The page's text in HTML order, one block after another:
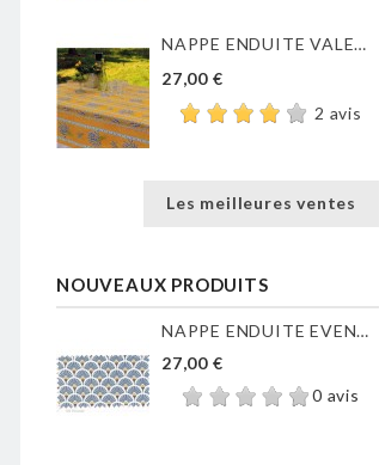
NAPPE ENDUITE VALENSOLE JAUNE
27,00 €
2 avis
Les meilleures ventes
NOUVEAUX PRODUITS
NAPPE ENDUITE EVENTAILS...
27,00 €
0 avis